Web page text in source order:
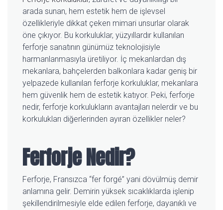
arada sunan, hem estetik hem de işlevsel
özellikleriyle dikkat çeken mimari unsurlar olarak
öne çıkıyor. Bu korkuluklar, yüzyıllardır kullanılan
ferforje sanatının günümüz teknolojisiyle
harmanlanmasıyla üretiliyor. İç mekanlardan dış
mekanlara, bahçelerden balkonlara kadar geniş bir
yelpazede kullanılan ferforje korkuluklar, mekanlara
hem güvenlik hem de estetik katıyor. Peki, ferforje
nedir, ferforje korkulukların avantajları nelerdir ve bu
korkulukları diğerlerinden ayıran özellikler neler?
Ferforje Nedir?
Ferforje, Fransızca “fer forgé” yani dövülmüş demir
anlamına gelir. Demirin yüksek sıcaklıklarda işlenip
şekillendirilmesiyle elde edilen ferforje, dayanıklı ve